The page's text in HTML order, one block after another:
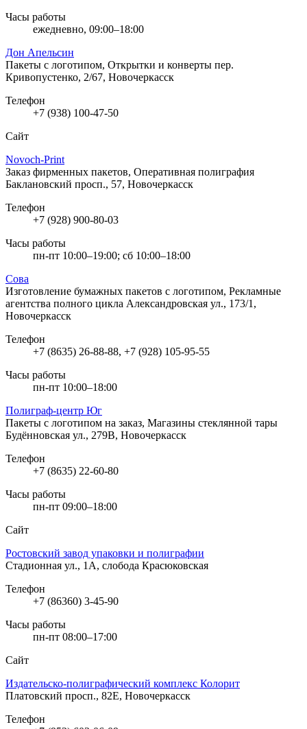
Часы работы
ежедневно, 09:00–18:00
Дон Апельсин
Пакеты с логотипом, Открытки и конверты пер.
Кривопустенко, 2/67, Новочеркасск
Телефон
+7 (938) 100-47-50
Сайт
Novoch-Print
Заказ фирменных пакетов, Оперативная полиграфия
Баклановский просп., 57, Новочеркасск
Телефон
+7 (928) 900-80-03
Часы работы
пн-пт 10:00–19:00; сб 10:00–18:00
Сова
Изготовление бумажных пакетов с логотипом, Рекламные
агентства полного цикла Александровская ул., 173/1,
Новочеркасск
Телефон
+7 (8635) 26-88-88, +7 (928) 105-95-55
Часы работы
пн-пт 10:00–18:00
Полиграф-центр Юг
Пакеты с логотипом на заказ, Магазины стеклянной тары
Будённовская ул., 279В, Новочеркасск
Телефон
+7 (8635) 22-60-80
Часы работы
пн-пт 09:00–18:00
Сайт
Ростовский завод упаковки и полиграфии
Стадионная ул., 1А, слобода Красюковская
Телефон
+7 (86360) 3-45-90
Часы работы
пн-пт 08:00–17:00
Сайт
Издательско-полиграфический комплекс Колорит
Платовский просп., 82Е, Новочеркасск
Телефон